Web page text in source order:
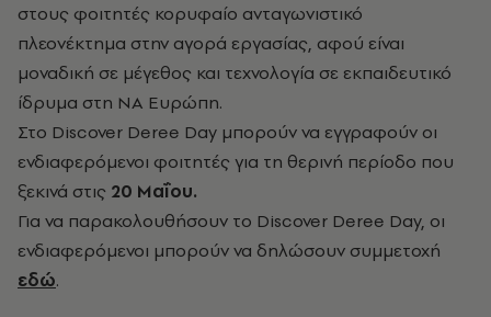
στους φοιτητές κορυφαίο ανταγωνιστικό
πλεονέκτημα στην αγορά εργασίας, αφού είναι
μοναδική σε μέγεθος και τεχνολογία σε εκπαιδευτικό
ίδρυμα στη ΝΑ Ευρώπη.
Στο Discover Deree Day μπορούν να εγγραφούν οι
ενδιαφερόμενοι φοιτητές για τη θερινή περίοδο που
ξεκινά στις 20 Μαΐου.
Για να παρακολουθήσουν το Discover Deree Day, οι
ενδιαφερόμενοι μπορούν να δηλώσουν συμμετοχή
εδώ.